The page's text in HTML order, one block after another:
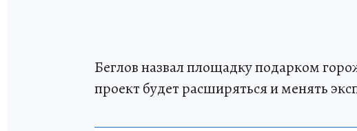
Беглов назвал площадку подарком
проект будет расширяться и менять